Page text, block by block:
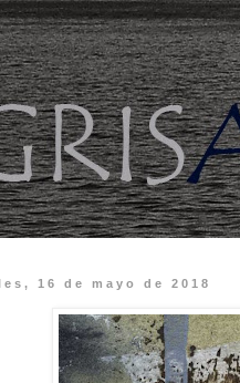
16 de mayo de 2018